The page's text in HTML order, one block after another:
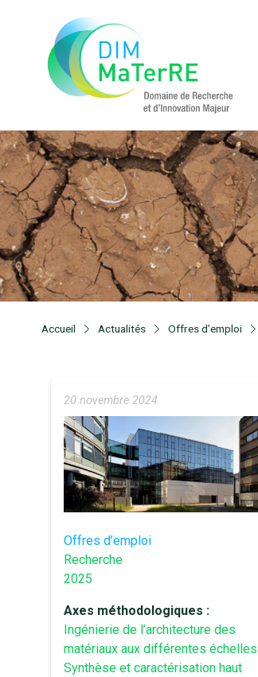
Accueil Actualités Offres d’emploi
20 novembre 2024
Offres d’emploi
Recherche
2025
Axes méthodologiques :
Ingénierie de l’architecture des
matériaux aux différentes échelles
Synthèse et caractérisation haut